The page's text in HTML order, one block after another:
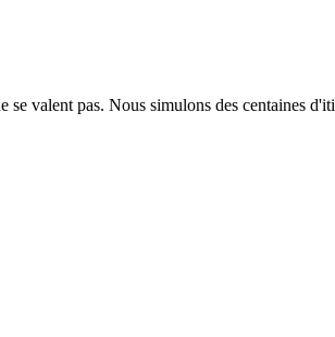
valent pas. Nous simulons des centaines